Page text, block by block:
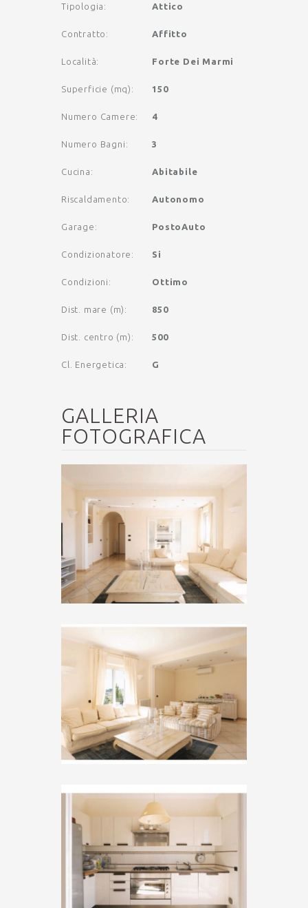
Tipologia : Attico
Contratto : Affitto
Località: Forte Dei Marmi
Superficie (mq) : 150
Numero Camere: 4
Numero Bagni : 3
Cucina : Abitabile
Riscaldamento: Autonomo
Garage : PostoAuto
Condizionatore : Si
Condizioni : Ottimo
Dist. mare (m) : 850
Dist. centro (m) : 500
Cl. Energetica : G
GALLERIA
FOTOGRAFICA